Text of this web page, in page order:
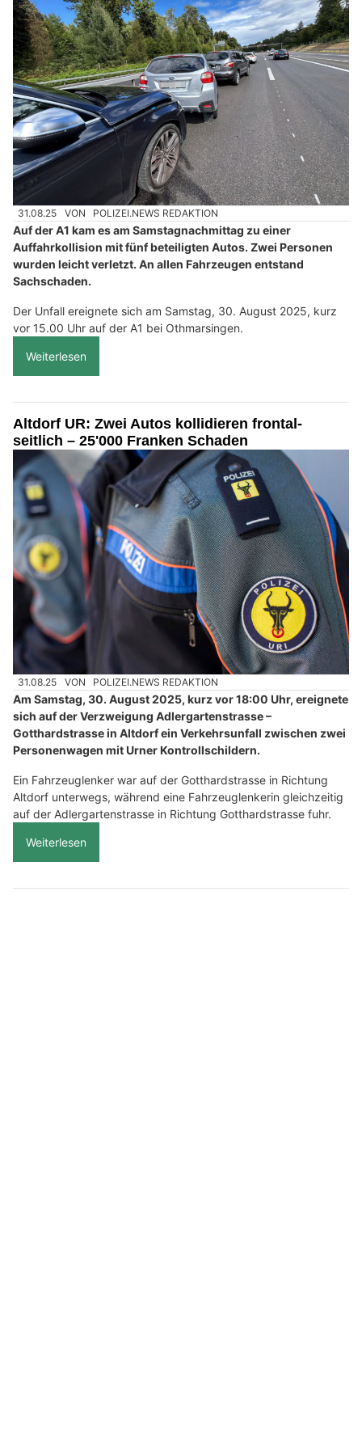
31.08.25 VON POLIZEI.NEWS REDAKTION
Auf der A1 kam es am Samstagnachmittag zu einer
Auffahrkollision mit fünf beteiligten Autos. Zwei Personen
wurden leicht verletzt. An allen Fahrzeugen entstand
Sachschaden.
Der Unfall ereignete sich am Samstag, 30. August 2025, kurz
vor 15.00 Uhr auf der A1 bei Othmarsingen.
Weiterlesen
Altdorf UR: Zwei Autos kollidieren frontal-
seitlich – 25'000 Franken Schaden
31.08.25 VON POLIZEI.NEWS REDAKTION
Am Samstag, 30. August 2025, kurz vor 18:00 Uhr, ereignete
sich auf der Verzweigung Adlergartenstrasse –
Gotthardstrasse in Altdorf ein Verkehrsunfall zwischen zwei
Personenwagen mit Urner Kontrollschildern.
Ein Fahrzeuglenker war auf der Gotthardstrasse in Richtung
Altdorf unterwegs, während eine Fahrzeuglenkerin gleichzeitig
auf der Adlergartenstrasse in Richtung Gotthardstrasse fuhr.
Weiterlesen